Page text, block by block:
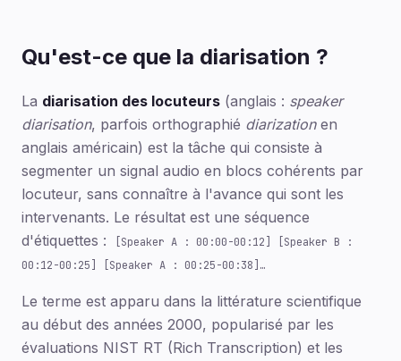
Qu'est-ce que la diarisation ?
La diarisation des locuteurs (anglais : speaker
diarisation, parfois orthographié diarizationen
anglais américain) est la tâche qui consiste à
segmenter un signal audio en blocs cohérents par
locuteur, sans connaître à l'avance qui sont les
intervenants. Le résultat est une séquence
d'étiquettes :
[Speaker A : 00:00-00:12] [Speaker B :
00:12-00:25] [Speaker A : 00:25-00:38]…
Le terme est apparu dans la littérature scientifique
au début des années 2000, popularisé par les
évaluations NIST RT (Rich Transcription) et les